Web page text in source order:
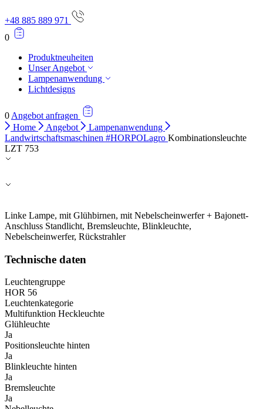
+48 885 889 971
0
Produktneuheiten
Unser Angebot
Lampenanwendung
Lichtdesigns
0 Angebot anfragen
Home
Angebot
Lampenanwendung
Landwirtschaftsmaschinen #HORPOLagro Kombinationsleuchte
LZT 753
Linke Lampe, mit Glühbirnen, mit Nebelscheinwerfer + Bajonett-
Anschluss Standlicht, Bremsleuchte, Blinkleuchte,
Nebelscheinwerfer, Rückstrahler
Technische daten
Leuchtengruppe
HOR 56
Leuchtenkategorie
Multifunktion Heckleuchte
Glühleuchte
Ja
Positionsleuchte hinten
Ja
Blinkleuchte hinten
Ja
Bremsleuchte
Ja